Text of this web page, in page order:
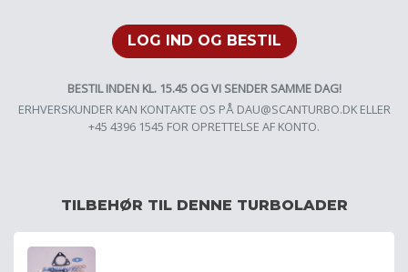
LOG IND OG BESTIL
BESTIL INDEN KL. 15.45 OG VI SENDER SAMME DAG!
ERHVERSKUNDER KAN KONTAKTE OS PÅ DAU@SCANTURBO.DKELLER
+45 4396 1545 FOR OPRETTELSE AF KONTO.
TILBEHØR TIL DENNE TURBOLADER